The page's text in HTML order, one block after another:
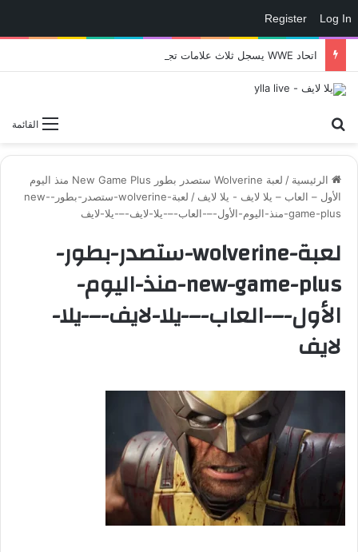
Log In
Register
القائمة
الرئيسية /
لعبة Wolverine ستصدر بطور New Game Plus منذ اليوم
الأول – العاب – يلا لايف - يلا لايف /
لعبة-wolverine-ستصدر-بطور-new-
game-plus-منذ-اليوم-الأول-–-العاب-–-يلا-لايف-–-يلا-لايف
لعبة-wolverine-ستصدر-بطور-
new-game-plus-منذ-اليوم-
الأول-–-العاب-–-يلا-لايف-–-يلا-
لايف